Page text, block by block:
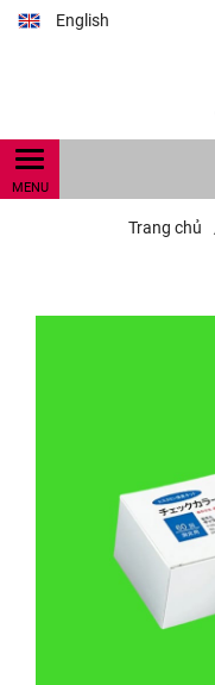
English
Trang chủ